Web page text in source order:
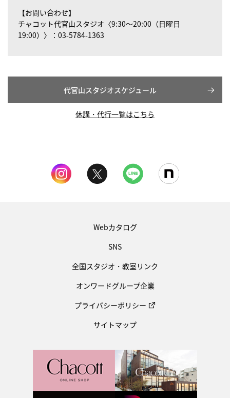
【お問い合わせ】
チャコット代官山スタジオ〈9:30～20:00（日曜日
19:00）〉：03-5784-1363
代官山スタジオスケジュール
休講・代行一覧はこちら
Webカタログ
SNS
全国スタジオ・教室リンク
オンワードグループ企業
プライバシーポリシー
サイトマップ